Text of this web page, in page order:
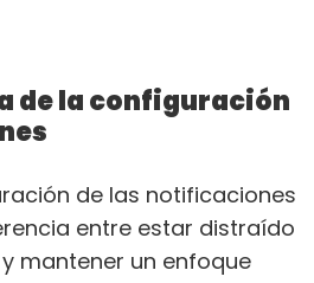
de la configuración
de las notificaciones
entre estar distraído
mantener un enfoque